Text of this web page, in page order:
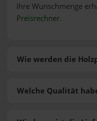
Ihre Wunschmenge
Preisrechner.
Wie werden die
Welche Qualität